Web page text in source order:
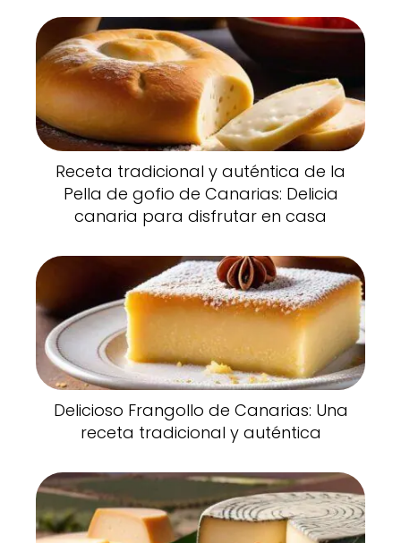
Receta tradicional y auténtica de la
Pella de gofio de Canarias: Delicia
canaria para disfrutar en casa
Delicioso Frangollo de Canarias: Una
receta tradicional y auténtica